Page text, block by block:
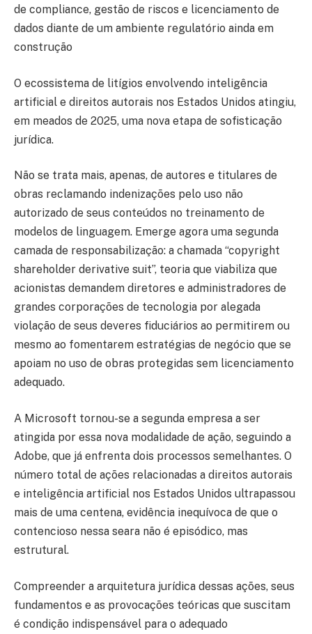
de compliance, gestão de riscos e licenciamento de
dados diante de um ambiente regulatório ainda em
construção
O ecossistema de litígios envolvendo inteligência
artificial e direitos autorais nos Estados Unidos atingiu,
em meados de 2025, uma nova etapa de sofisticação
jurídica.
Não se trata mais, apenas, de autores e titulares de
obras reclamando indenizações pelo uso não
autorizado de seus conteúdos no treinamento de
modelos de linguagem. Emerge agora uma segunda
camada de responsabilização: a chamada “copyright
shareholder derivative suit”, teoria que viabiliza que
acionistas demandem diretores e administradores de
grandes corporações de tecnologia por alegada
violação de seus deveres fiduciários ao permitirem ou
mesmo ao fomentarem estratégias de negócio que se
apoiam no uso de obras protegidas sem licenciamento
adequado.
A Microsoft tornou-se a segunda empresa a ser
atingida por essa nova modalidade de ação, seguindo a
Adobe, que já enfrenta dois processos semelhantes. O
número total de ações relacionadas a direitos autorais
e inteligência artificial nos Estados Unidos ultrapassou
mais de uma centena, evidência inequívoca de que o
contencioso nessa seara não é episódico, mas
estrutural.
Compreender a arquitetura jurídica dessas ações, seus
fundamentos e as provocações teóricas que suscitam
é condição indispensável para o adequado